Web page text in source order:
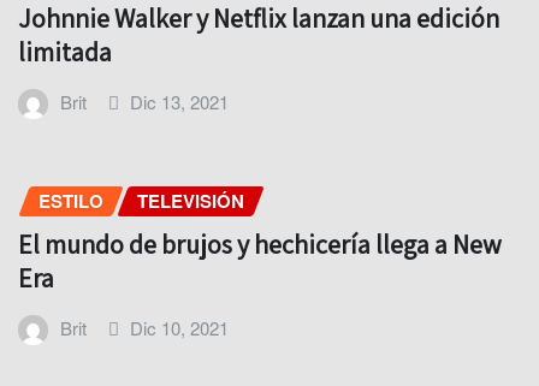
Johnnie Walker y Netflix lanzan una edición
limitada
Brit Dic 13, 2021
ESTILO TELEVISIÓN
El mundo de brujos y hechicería llega a New
Era
Brit Dic 10, 2021